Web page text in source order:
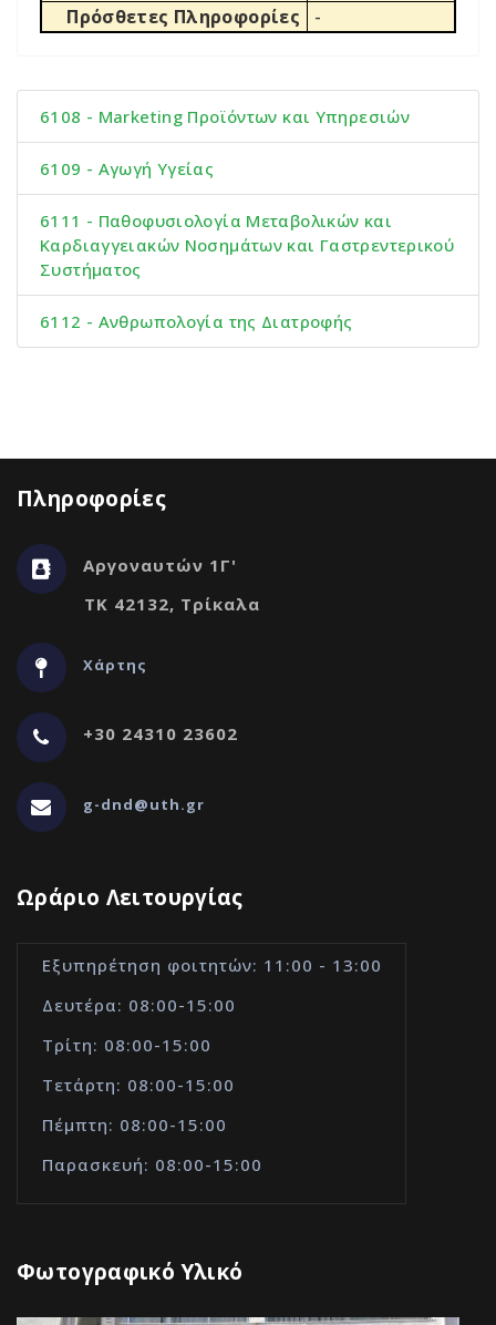
Πρόσθετες Πληροφορίες
-
6108 - Marketing Προϊόντων και Υπηρεσιών
6109 - Αγωγή Υγείας
6111 - Παθοφυσιολογία Μεταβολικών και
Καρδιαγγειακών Νοσημάτων και Γαστρεντερικού
Συστήματος
6112 - Ανθρωπολογία της Διατροφής
Πληροφορίες
Αργοναυτών 1Γ'
ΤΚ 42132, Τρίκαλα
Χάρτης
+30 24310 23602
g-dnd@uth.gr
Ωράριο Λειτουργίας
Εξυπηρέτηση φοιτητών: 11:00 - 13:00
Δευτέρα: 08:00-15:00
Τρίτη: 08:00-15:00
Τετάρτη: 08:00-15:00
Πέμπτη: 08:00-15:00
Παρασκευή: 08:00-15:00
Φωτογραφικό Υλικό